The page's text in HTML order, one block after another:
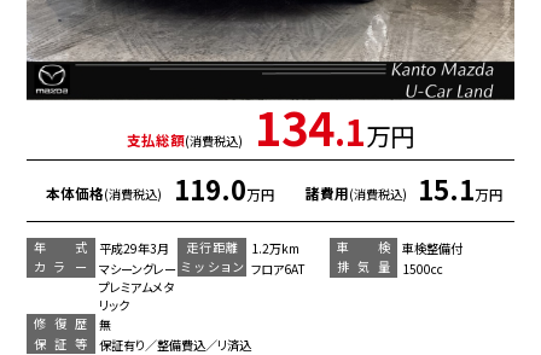
支払総額(消費税込) 134.1万円
本体価格(消費税込) 119.0万円 諸費用(消費税込) 15.1万円
年 式 平成29年3月 走行距離 1.2万km 車 検
車検整備付
カラー
マシーングレー
プレミアムメタ
リック
ミッション フロア6AT 排気量 1500cc
修復歴
無
保証等
保証有り／整備費込／リ済込